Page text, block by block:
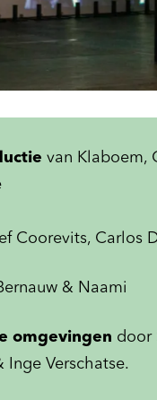
van Klaboem,
Coorevits, Carlos
& Naami
omgevingen door
Inge Verschatse.